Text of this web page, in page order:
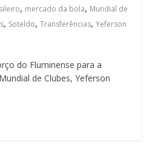
, mercado da bola, Mundial de
, Soteldo,Transferências,Yeferson
do Fluminense para a
de Clubes, Yeferson